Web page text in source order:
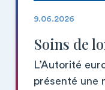
9.06.2026
Soins de
L’Autorité
présenté une